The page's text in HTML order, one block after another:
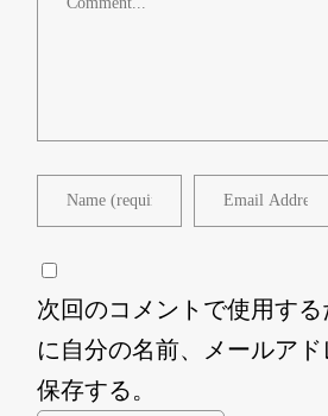
次回のコメントで使用す
に自分の名前、メールア
保存する。